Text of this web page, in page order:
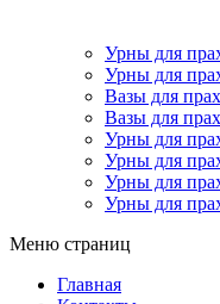
Урны для
Урны для
Вазы для
Вазы для
Урны для
Урны для
Урны для
Урны для
Меню страниц
Главная